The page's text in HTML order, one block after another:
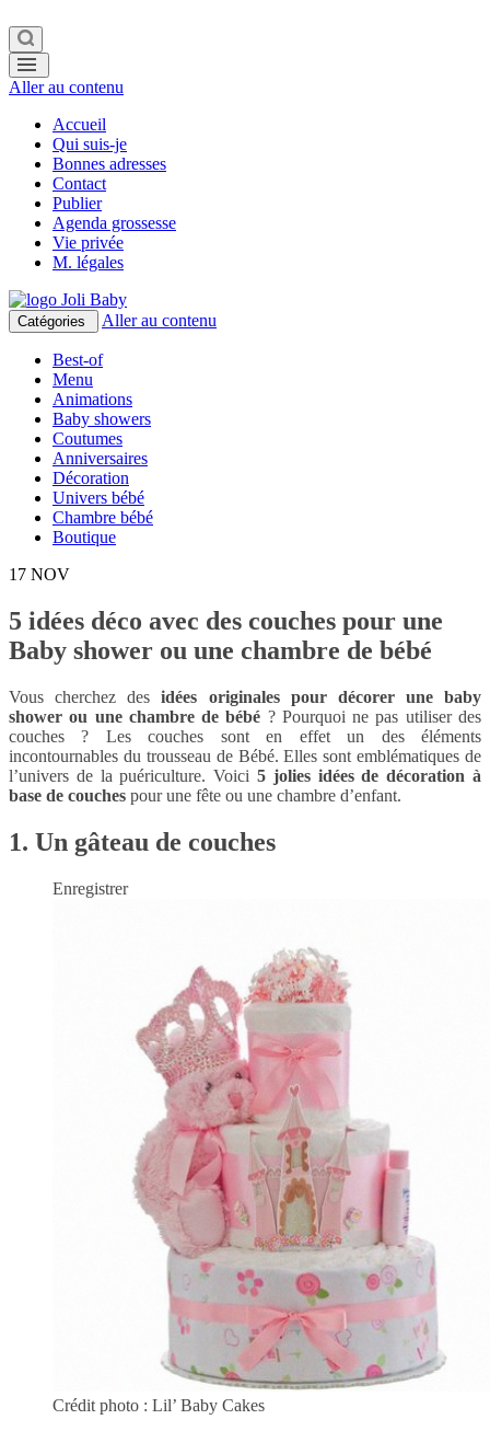
Aller au contenu
Accueil
Qui suis-je
Bonnes adresses
Contact
Publier
Agenda grossesse
Vie privée
M. légales
Catégories Aller au contenu
Best-of
Menu
Animations
Baby showers
Coutumes
Anniversaires
Décoration
Univers bébé
Chambre bébé
Boutique
17 NOV
5 idées déco avec des couches pour une
Baby shower ou une chambre de bébé
Vous cherchez desidées originales pour décorer une baby
shower ou une chambre de bébé ? Pourquoi ne pas utiliser des
couches ? Les couches sont en effet un des éléments
incontournables du trousseau de Bébé. Elles sont emblématiques de
l’univers de la puériculture. Voici 5 jolies idées de décoration à
base de couches pour une fête ou une chambre d’enfant.
1. Un gâteau de couches
Enregistrer
Crédit photo : Lil’ Baby Cakes